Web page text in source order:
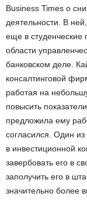
Business Times о
деятельности. В
еще в студенческие
области
банковском деле.
консалтинговой
работая на
повысить
предложила ему
согласился. Один
в инвестиционной
завербовать его в
заполучить его в
значительно более